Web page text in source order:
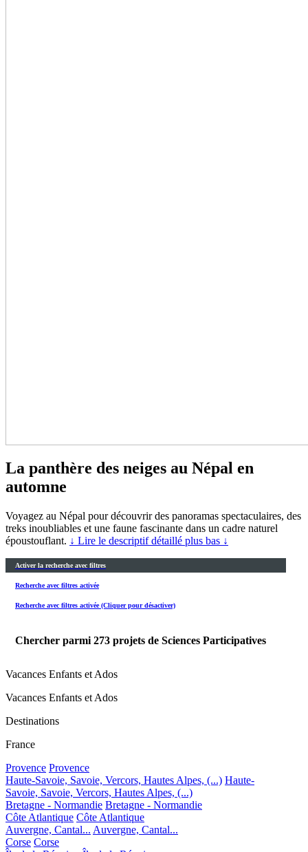
La panthère des neiges au Népal en
automne
Voyagez au Népal pour découvrir des panoramas spectaculaires, des
treks inoubliables et une faune fascinante dans un cadre naturel
époustouflant. ↓ Lire le descriptif détaillé plus bas ↓
Activer la recherche avec filtres
Recherche avec filtres activée
Recherche avec filtres activée (Cliquer pour désactiver)
Chercher parmi 273 projets de Sciences Participatives
Vacances Enfants et Ados
Vacances Enfants et Ados
Destinations
France
Provence Provence
Haute-Savoie, Savoie, Vercors, Hautes Alpes, (...) Haute-
Savoie, Savoie, Vercors, Hautes Alpes, (...)
Bretagne - Normandie Bretagne - Normandie
Côte Atlantique Côte Atlantique
Auvergne, Cantal... Auvergne, Cantal...
Corse Corse